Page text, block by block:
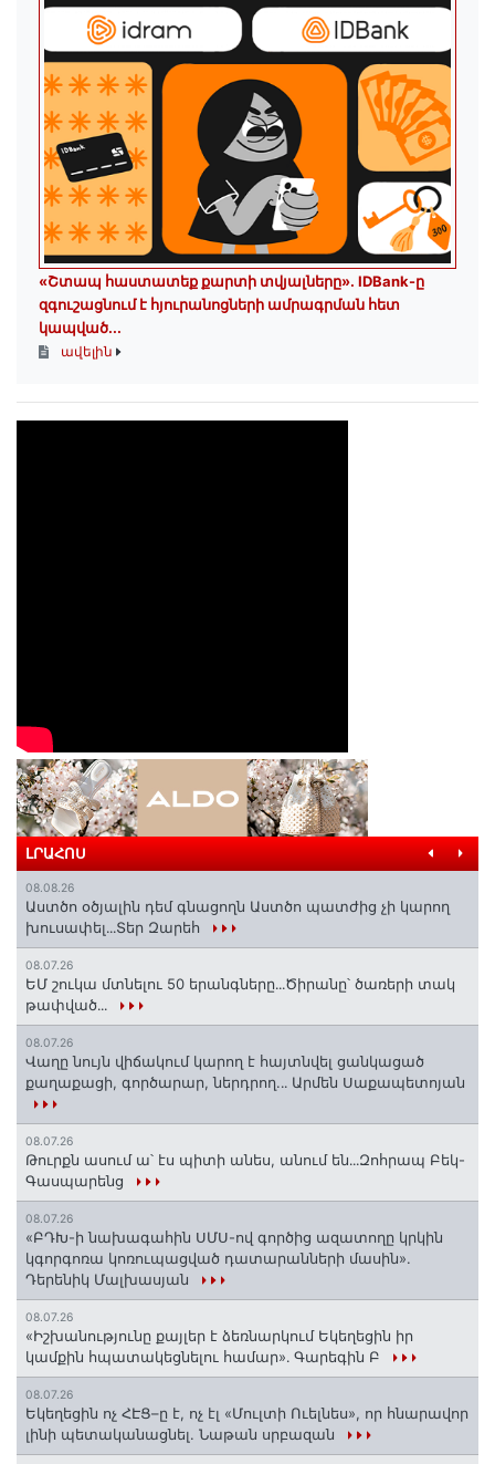
«Շտապ հաստատեք քարտի տվյալները»․ IDBank-ը
զգուշացնում է հյուրանոցների ամրագրման հետ
կապված...
ավելին
ԼՐԱՀՈՍ
08.08.26
Աստծո օծյալին դեմ գնացողն Աստծո պատժից չի կարող
խուսափել․․․Տեր Զարեհ
08.07.26
ԵՄ շուկա մտնելու 50 երանգները․․․Ծիրանը՝ ծառերի տակ
թափված․․․
08.07.26
Վաղը նույն վիճակում կարող է հայտնվել ցանկացած
քաղաքացի, գործարար, ներդրող.․․ Արմեն Սաքապետոյան
08.07.26
Թուրքն ասում ա՝ էս պիտի անես, անում են․․․Զոհրապ Բեկ-
Գասպարենց
08.07.26
«ԲԴԽ-ի նախագահին ՍՄՍ-ով գործից ազատողը կրկին
կգորգոռա կոռուպացված դատարանների մասին».
Դերենիկ Մալխասյան
08.07.26
«Իշխանությունը քայլեր է ձեռնարկում Եկեղեցին իր
կամքին հպատակեցնելու համար»․ Գարեգին Բ
08.07.26
Եկեղեցին ոչ ՀԷՑ–ը է, ոչ էլ «Մուլտի Ուելնես», որ հնարավոր
լինի պետականացնել. Նաթան սրբազան